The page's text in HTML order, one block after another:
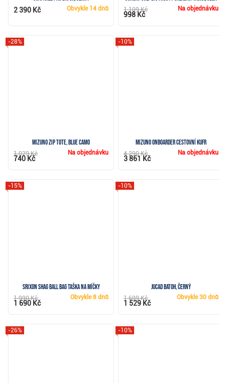
Obvykle 14 dnů
2 390 Kč Na objednávku
1 109 Kč
998 Kč
Mizuno Zip Tote, blue camo
-28%
Na objednávku
1 029 Kč
740 Kč
Mizuno Onboarder cestovní kufr
-10%
Na objednávku
4 290 Kč
3 861 Kč
Srixon Shag Ball Bag taška na míčky
-15%
Obvykle8 dnů
1 990 Kč
1 690 Kč
JuCad batoh, černý
-10%
Obvykle30 dnů
1 699 Kč
1 529 Kč
-26% -10%